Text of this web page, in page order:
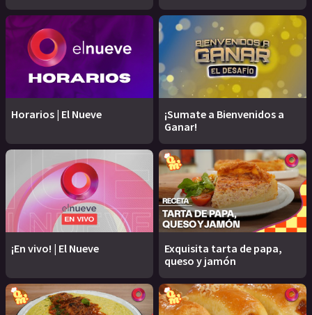
Horarios | El Nueve
¡Sumate a Bienvenidos a
Ganar!
¡En vivo! | El Nueve
Exquisita tarta de papa,
queso y jamón